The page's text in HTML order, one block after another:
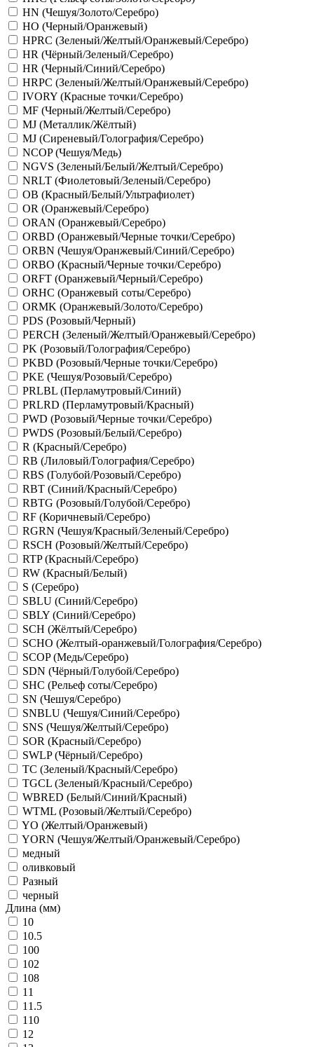
HN (Чешуя/Золото/Серебро)
HO (Черный/Оранжевый)
HPRC (Зеленый/Желтый/Оранжевый/Серебро)
HR (Чёрный/Зеленый/Серебро)
HR (Черный/Синий/Серебро)
HRPC (Зеленый/Желтый/Оранжевый/Серебро)
IVORY (Красные точки/Серебро)
MF (Черный/Желтый/Серебро)
MJ (Металлик/Жёлтый)
MJ (Сиреневый/Голография/Серебро)
NCOP (Чешуя/Медь)
NGVS (Зеленый/Белый/Желтый/Серебро)
NRLT (Фиолетовый/Зеленый/Серебро)
OB (Красный/Белый/Ультрафиолет)
OR (Оранжевый/Серебро)
ORAN (Оранжевый/Серебро)
ORBD (Оранжевый/Черные точки/Серебро)
ORBN (Чешуя/Оранжевый/Синий/Серебро)
ORBO (Красный/Черные точки/Серебро)
ORFT (Оранжевый/Черный/Серебро)
ORHC (Оранжевый соты/Серебро)
ORMK (Оранжевый/Золото/Серебро)
PDS (Розовый/Черный)
PERCH (Зеленый/Желтый/Оранжевый/Серебро)
PK (Розовый/Голография/Серебро)
PKBD (Розовый/Черные точки/Серебро)
PKE (Чешуя/Розовый/Серебро)
PRLBL (Перламутровый/Синий)
PRLRD (Перламутровый/Красный)
PWD (Розовый/Черные точки/Серебро)
PWDS (Розовый/Белый/Серебро)
R (Красный/Серебро)
RB (Лиловый/Голография/Серебро)
RBS (Голубой/Розовый/Серебро)
RBT (Синий/Красный/Серебро)
RBTG (Розовый/Голубой/Серебро)
RF (Коричневый/Серебро)
RGRN (Чешуя/Красный/Зеленый/Серебро)
RSCH (Розовый/Желтый/Серебро)
RTP (Красный/Серебро)
RW (Красный/Белый)
S (Серебро)
SBLU (Синий/Серебро)
SBLY (Синий/Серебро)
SCH (Жёлтый/Серебро)
SCHO (Желтый-оранжевый/Голография/Серебро)
SCOP (Медь/Серебро)
SDN (Чёрный/Голубой/Серебро)
SHC (Рельеф соты/Серебро)
SN (Чешуя/Серебро)
SNBLU (Чешуя/Синий/Серебро)
SNS (Чешуя/Желтый/Серебро)
SOR (Красный/Серебро)
SWLP (Чёрный/Серебро)
TC (Зеленый/Красный/Серебро)
TGCL (Зеленый/Красный/Серебро)
WBRED (Белый/Синий/Красный)
WTML (Розовый/Желтый/Серебро)
YO (Желтый/Оранжевый)
YORN (Чешуя/Желтый/Оранжевый/Серебро)
медный
оливковый
Разный
черный
Длина (мм)
10
10.5
100
102
108
11
11.5
110
12